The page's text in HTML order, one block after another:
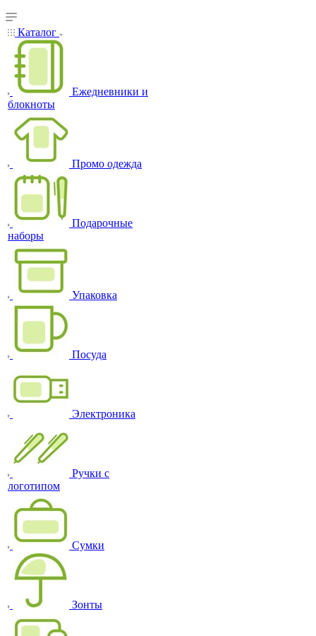
Каталог
Ежедневники и
блокноты
Промо одежда
Подарочные
наборы
Упаковка
Посуда
Электроника
Ручки с
логотипом
Сумки
Зонты